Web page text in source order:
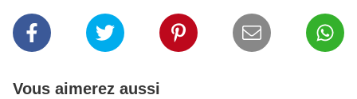
Vous aimerez aussi